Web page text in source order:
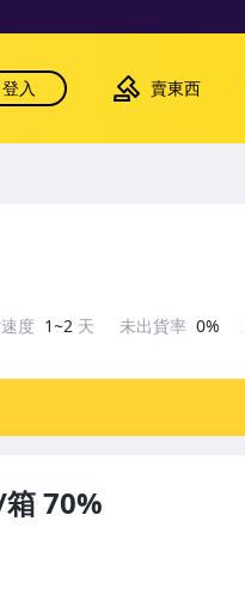
登入 賣東西
70%
度 1~2 天 未出貨率 0%